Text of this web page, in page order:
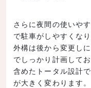
さらに夜間の使いや
で駐車がしやすくな
外構は後から変更し
でしっかり計画して
含めたトータル設計
が大きく変わります。